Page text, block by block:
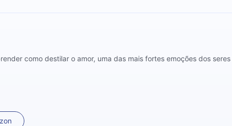
como destilar o amor, uma das mais fortes emoções dos